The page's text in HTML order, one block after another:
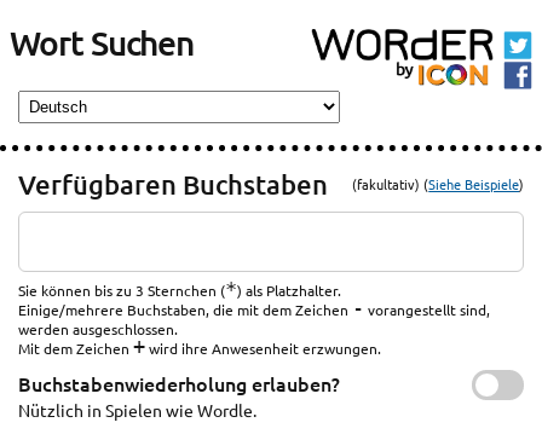
Wort Suchen
Verfügbaren Buchstaben (fakultativ) (Siehe Beispiele)
Sie können bis zu 3 Sternchen (*) als Platzhalter.
Einige/mehrere Buchstaben, die mit dem Zeichen - vorangestellt sind,
werden ausgeschlossen.
Mit dem Zeichen +wird ihre Anwesenheit erzwungen.
Buchstabenwiederholung erlauben?
Nützlich in Spielen wie Wordle.